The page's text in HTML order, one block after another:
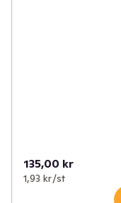
135,00 kr
1,93 kr /st